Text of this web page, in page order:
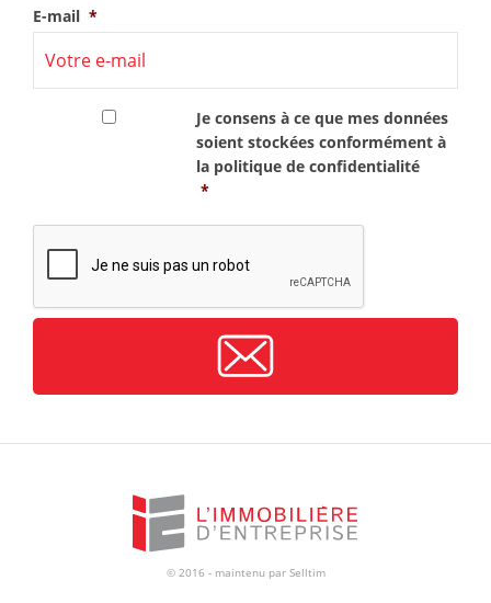
E-mail *
Je consens à ce que mes données
soient stockées conformément à
la politique de confidentialité
*
© 2016 - maintenu par Selltim